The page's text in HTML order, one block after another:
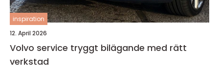
inspiration
12. April 2026
Volvo service tryggt bilägande med rätt
verkstad